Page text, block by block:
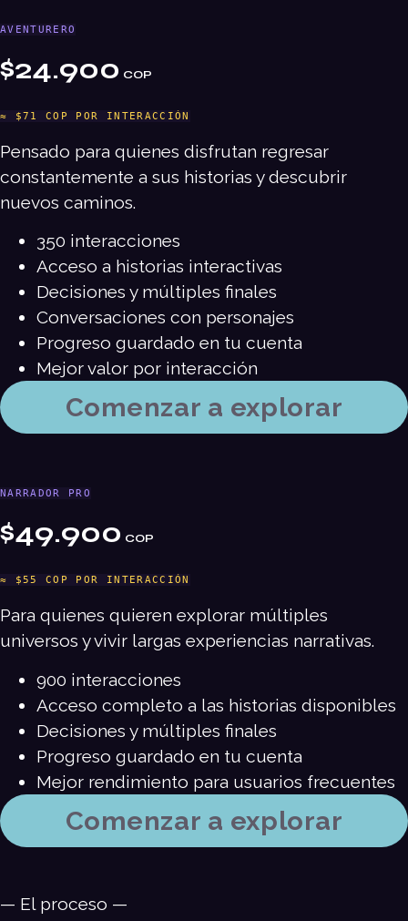
AVENTURERO
$24.900 COP
≈ $71 COP POR INTERACCIÓN
Pensado para quienes disfrutan regresar
constantemente a sus historias y descubrir
nuevos caminos.
350 interacciones
Acceso a historias interactivas
Decisiones y múltiples finales
Conversaciones con personajes
Progreso guardado en tu cuenta
Mejor valor por interacción
Comenzar a explorar
NARRADOR PRO
$49.900 COP
≈ $55 COP POR INTERACCIÓN
Para quienes quieren explorar múltiples
universos y vivir largas experiencias narrativas.
900 interacciones
Acceso completo a las historias disponibles
Decisiones y múltiples finales
Progreso guardado en tu cuenta
Mejor rendimiento para usuarios frecuentes
Comenzar a explorar
— El proceso —